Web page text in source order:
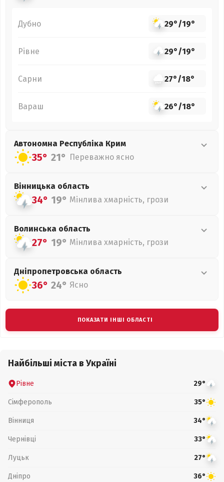
Дубно 29°/19°
Рівне 29°/19°
Сарни 27°/18°
Вараш 26°/18°
Автономна Республіка Крим
35° 21° Переважно ясно
Вінницька область
34° 19° Мінлива хмарність, грози
Волинська область
27° 19° Мінлива хмарність, грози
Дніпропетровська область
36° 24° Ясно
ПОКАЗАТИ ІНШІ ОБЛАСТІ
Найбільші міста в Україні
Рівне 29°
Сімферополь 35°
Вінниця 34°
Чернівці 33°
Луцьк 27°
Дніпро 36°